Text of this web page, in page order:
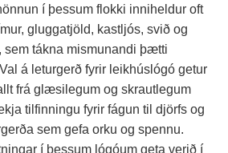
í þessum flokki inniheldur oft
gluggatjöld, kastljós, svið og
sem tákna mismunandi þætti
á leturgerð fyrir leikhúslógó getur
frá glæsilegum og skrautlegum
tilfinningu fyrir fágun til djörfs og
sem gefa orku og spennu.
í þessum lógóum geta verið í